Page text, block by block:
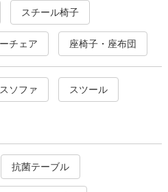
スチール椅子
チェア 座椅子・座布団
ソファ スツール
抗菌テーブル